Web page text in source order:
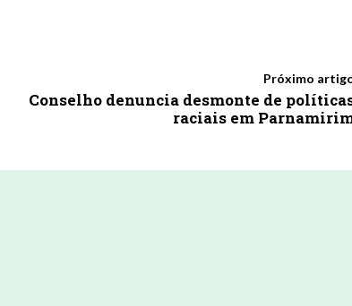
Próximo
Conselho denuncia desmonte de
raciais em